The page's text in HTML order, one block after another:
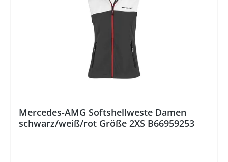
Mercedes-AMG Softshellweste Damen
schwarz/weiß/rot Größe 2XS B66959253